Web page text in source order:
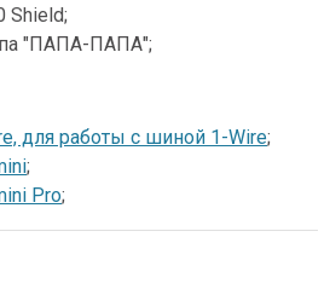
Shield;
"ПАПА-ПАПА";
для работы с шиной 1-Wire;
;
Pro;